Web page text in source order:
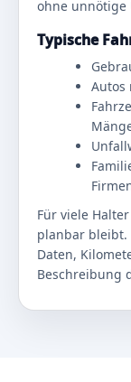
ohne unnötige
Typische
Autos
Für viele
planbar bleibt.
Daten,
Beschreibung